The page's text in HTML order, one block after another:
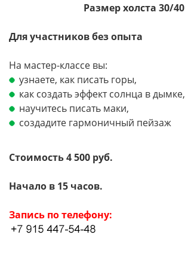
Размер холста 30/40
Для участников без опыта
На мастер-классе вы:
узнаете, как писать горы,
как создать эффект солнца в дымке,
научитесь писать маки,
создадите гармоничный пейзаж
Стоимость 4 500 руб.
Начало в 15 часов.
Запись по телефону: